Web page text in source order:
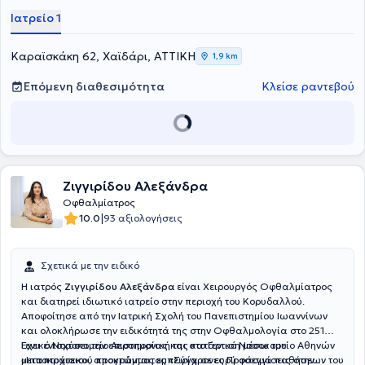
γιατρός έχει διατελέσει συνεργάτης του Ερευνητικού Ινστιτούτου
Οπτικής και Όρασης του Πανεπιστημίου Κρήτης, δίπλα στον
Ιατρείο 1
Καραϊσκάκη 62, Χαϊδάρι, ΑΤΤΙΚΗ 1,9 km
Επόμενη διαθεσιμότητα Κλείσε ραντεβού
Ζιγγιρίδου Αλεξάνδρα
Οφθαλμίατρος
10.0|93 αξιολογήσεις
Σχετικά με την ειδικό
Η ιατρός Ζιγγιρίδου Αλεξάνδρα είναι Χειρουργός Οφθαλμίατρος
και διατηρεί ιδιωτικό ιατρείο στην περιοχή του Κορυδαλλού.
Αποφοίτησε από την Ιατρική Σχολή του Πανεπιστημίου Ιωαννίνων
και ολοκλήρωσε την ειδικότητά της στην Οφθαλμολογία στο 251
Γενικό Νοσοκομείο Αεροπορίας και στο Γενικό Νοσοκομείο Αθηνών
«Ιπποκράτειο», αποκτώντας εμπειρία σε ευρύ φάσμα παθήσεων του
Έχει ενισχύσει την επιστημονική της κατάρτιση μέσω του
μεταπτυχιακού προγράμματος «Σύγχρονες Προσεγγίσεις στην